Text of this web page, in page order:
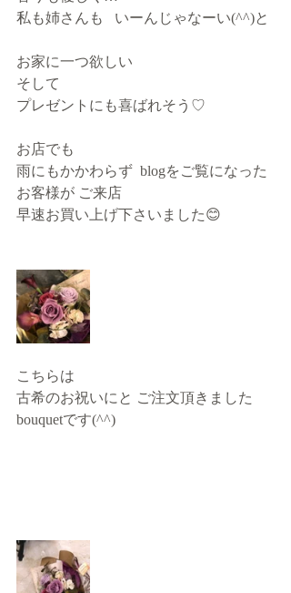
私も姉さんも   いーんじゃなーい(^^)と
お家に一つ欲しい
そして
プレゼントにも喜ばれそう♡
お店でも
雨にもかかわらず  blogをご覧になった
お客様が ご来店
早速お買い上げ下さいました😊
こちらは
古希のお祝いにと ご注文頂きました
bouquetです(^^)